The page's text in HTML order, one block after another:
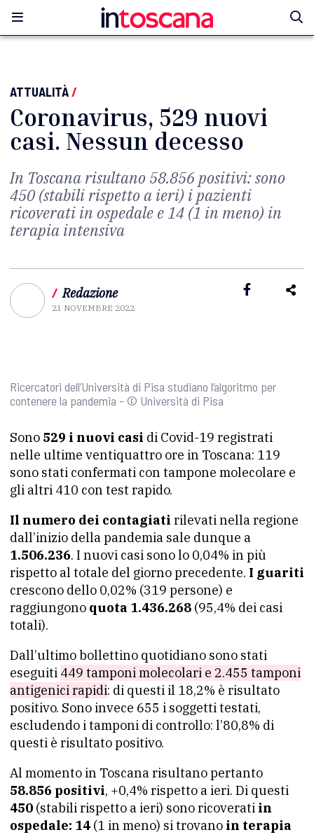
ATTUALITÀ/
Coronavirus, 529 nuovi
casi. Nessun decesso
In Toscana risultano 58.856 positivi: sono
450 (stabili rispetto a ieri) i pazienti
ricoverati in ospedale e 14 (1 in meno) in
terapia intensiva
/ Redazione
21 NOVEMBRE 2022
Ricercatori dell’Università di Pisa studiano l’algoritmo per
contenere la pandemia - © Università di Pisa
Sono 529 i nuovi casi di Covid-19 registrati
nelle ultime ventiquattro ore in Toscana: 119
sono stati confermati con tampone molecolare e
gli altri 410 con test rapido.
Il numero dei contagiati rilevati nella regione
dall’inizio della pandemia sale dunque a
1.506.236. I nuovi casi sono lo 0,04% in più
rispetto al totale del giorno precedente. I guariti
crescono dello 0,02% (319 persone) e
raggiungono quota 1.436.268 (95,4% dei casi
totali).
Dall’ultimo bollettino quotidiano sono stati
eseguiti 449 tamponi molecolari e 2.455 tamponi
antigenici rapidi: di questi il 18,2% è risultato
positivo. Sono invece 655 i soggetti testati,
escludendo i tamponi di controllo: l’80,8% di
questi è risultato positivo.
Al momento in Toscana risultano pertanto
58.856 positivi, +0,4% rispetto a ieri. Di questi
450 (stabili rispetto a ieri) sono ricoverati in
ospedale: 14 (1 in meno) si trovano in terapia